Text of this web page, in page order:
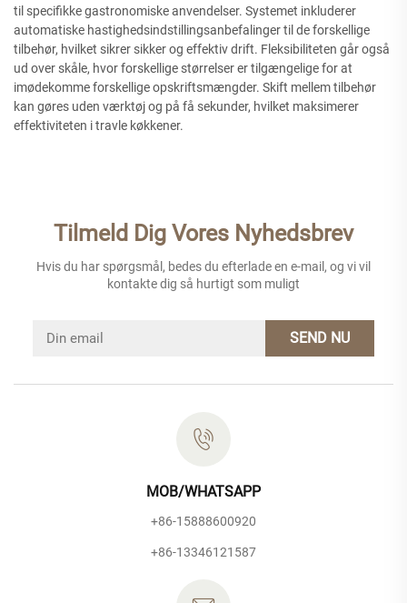
til specifikke gastronomiske anvendelser. Systemet inkluderer
automatiske hastighedsindstillingsanbefalinger til de forskellige
tilbehør, hvilket sikrer sikker og effektiv drift. Fleksibiliteten går også
ud over skåle, hvor forskellige størrelser er tilgængelige for at
imødekomme forskellige opskriftsmængder. Skift mellem tilbehør
kan gøres uden værktøj og på få sekunder, hvilket maksimerer
effektiviteten i travle køkkener.
Tilmeld Dig Vores Nyhedsbrev
Hvis du har spørgsmål, bedes du efterlade en e-mail, og vi vil
kontakte dig så hurtigt som muligt
SEND NU
MOB/WHATSAPP
+86-15888600920
+86-13346121587